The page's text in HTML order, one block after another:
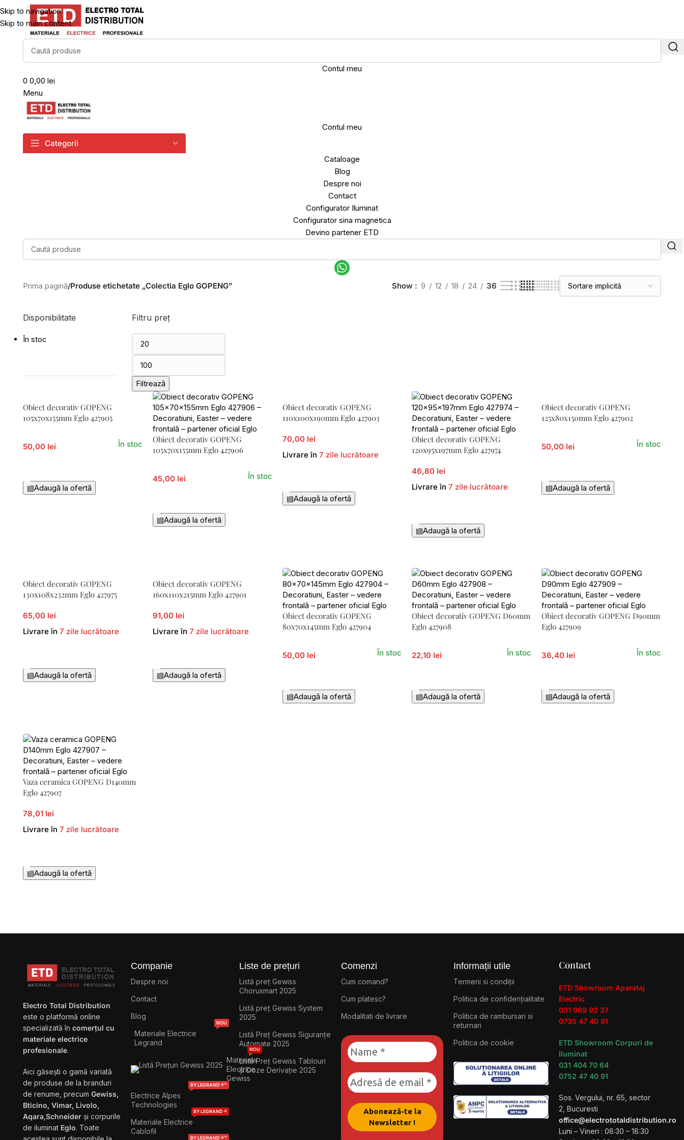
Skip to navigation
Skip to main content
Contul meu
0 0,00 lei
Menu
Contul meu
Categorii
Cataloage
Blog
Despre noi
Contact
Configurator Iluminat
Configurator sina magnetica
Devino partener ETD
Prima pagină/Produse etichetate „Colectia Eglo GOPENG” Show 9 12 18 24 36
Disponibilitate
În stoc
Filtru preț
Filtrează
Obiect decorativ GOPENG
105x70x155mm Eglo 427905
50,00 lei În stoc
▤Adaugă la ofertă
Obiect decorativ GOPENG
105x70x155mm Eglo 427906
45,00 lei În stoc
▤Adaugă la ofertă
Obiect decorativ GOPENG
110x100x190mm Eglo 427903
70,00 lei
Livrare în 7 zile lucrătoare
▤Adaugă la ofertă
Obiect decorativ GOPENG
120x95x197mm Eglo 427974
46,80 lei
Livrare în7 zile lucrătoare
▤Adaugă la ofertă
Obiect decorativ GOPENG
125x80x150mm Eglo 427902
50,00 lei În stoc
▤Adaugă la ofertă
Obiect decorativ GOPENG
130x108x232mm Eglo 427975
65,00 lei
Livrare în 7 zile lucrătoare
▤Adaugă la ofertă
Obiect decorativ GOPENG
160x110x215mm Eglo 427901
91,00 lei
Livrare în 7 zile lucrătoare
▤Adaugă la ofertă
Obiect decorativ GOPENG
80x70x145mm Eglo 427904
50,00 lei În stoc
▤Adaugă la ofertă
Obiect decorativ GOPENG D60mm
Eglo 427908
22,10 lei În stoc
▤Adaugă la ofertă
Obiect decorativ GOPENG D90mm
Eglo 427909
36,40 lei În stoc
▤Adaugă la ofertă
Vaza ceramica GOPENG D140mm
Eglo 427907
78,01 lei
Livrare în 7 zile lucrătoare
▤Adaugă la ofertă
Electro Total Distribution
este o platformă online
specializată în comerțul cu
materiale electrice
profesionale.
Aici găsești o gamă variată
de produse de la branduri
de renume, precum Gewiss,
Bticino, Vimar, Livolo,
Aqara,Schneider și corpurile
de iluminat Eglo. Toate
Companie
Despre noi
Contact
Blog
Materiale Electrice
Legrand
NOU
Materiale
Electrice
Gewiss
NOU
Electrice Alpes
Technologies
BY LEGRAND ®™
Materiale Electrice
Cablofil
BY LEGRAND ®
BY LEGRAND ®™
Liste de prețuri
Listă preț Gewiss
Chorusmart 2025
Listă preț Gewiss System
2025
Listă Preț Gewiss Siguranțe
Automate 2025
Listă Preț Gewiss Tablouri
și Doze Derivație 2025
Comenzi
Cum comand?
Cum platesc?
Modalitati de livrare
Informații utile
Termeni si condiții
Politica de confidențialitate
Politica de rambursari si
returnari
Politica de cookie
Contact
ETD Showroom Aparataj
Electric
031 069 92 37
0735 47 40 91
ETD Showroom Corpuri de
Iluminat
031 404 70 64
0752 47 40 91
Sos. Vergului, nr. 65, sector
2, Bucuresti
office@electrototaldistribution.ro
Luni – Vineri : 08:30 – 18:30